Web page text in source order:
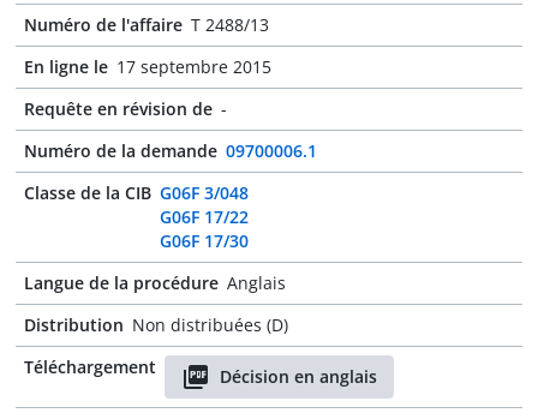
Numéro de l'affaire T 2488/13
En ligne le 17 septembre 2015
Requête en révision de -
Numéro de la demande 09700006.1
Classe de la CIB G06F 3/048
G06F 17/22
G06F 17/30
Langue de la procédure Anglais
Distribution Non distribuées (D)
Téléchargement
Décision en anglais